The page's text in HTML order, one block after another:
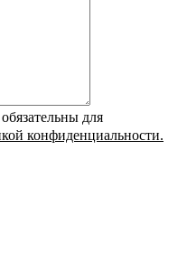
для
конфиденциальности.